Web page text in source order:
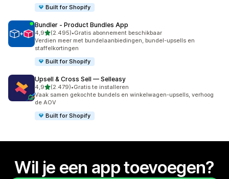
Built for Shopify
Bundler ‑ Product Bundles App
4,9van 5 sterren
(2.495)
2495 recensies in totaal
•Gratis abonnement beschikbaar
Verdien meer met bundelaanbiedingen, bundel-upsells en
staffelkortingen
Built for Shopify
Upsell & Cross Sell — Selleasy
4,9van 5 sterren
(2.479)
2479 recensies in totaal
•Gratis te installeren
Vaak samen gekochte bundels en winkelwagen-upsells, verhoog
de AOV
Built for Shopify
Wil je een app toevoegen?